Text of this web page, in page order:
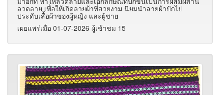
ลวดลาย เพื่อให้เกิดลายผ้าที่สวยงาม นิยมนำลายผ้าปักไป
ประดับเสื้อผ้าของผู้หญิง และผู้ชาย
เผยแพร่เมื่อ 01-07-2026 ผู้เช้าชม 15